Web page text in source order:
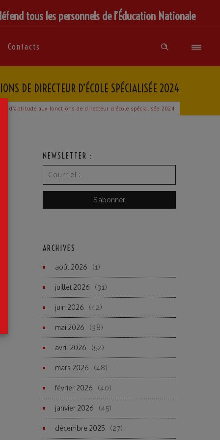
tous les personnels de l’Éducation Nationale
Contacts
DE DIRECTEUR D’ÉCOLE SPÉCIALISÉE 2024
d’aptitude aux fonctions de directeur d’école spécialisée 2024
NEWSLETTER :
ARCHIVES
août 2026 (1)
juillet 2026 (31)
juin 2026 (42)
mai 2026 (38)
avril 2026 (52)
mars 2026 (48)
février 2026 (40)
janvier 2026 (45)
décembre 2025 (27)